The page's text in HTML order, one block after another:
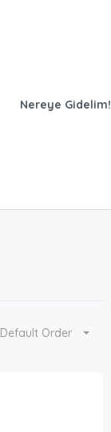
Nereye Gidelim!
Default Order